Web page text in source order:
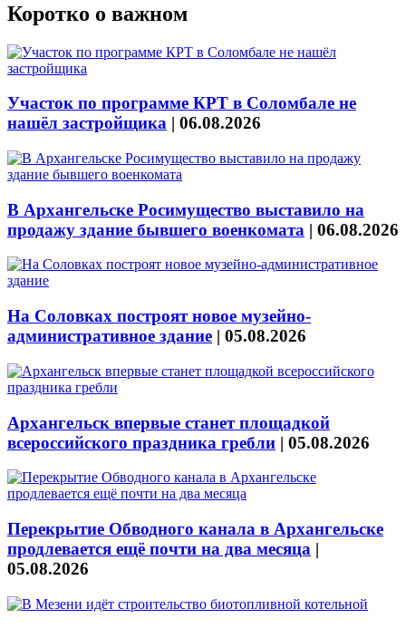
Коротко о важном
Участок по программе КРТ в Соломбале не
нашёл застройщика | 06.08.2026
В Архангельске Росимущество выставило на
продажу здание бывшего военкомата | 06.08.2026
На Соловках построят новое музейно-
административное здание | 05.08.2026
Архангельск впервые станет площадкой
всероссийского праздника гребли | 05.08.2026
Перекрытие Обводного канала в Архангельске
продлевается ещё почти на два месяца |
05.08.2026